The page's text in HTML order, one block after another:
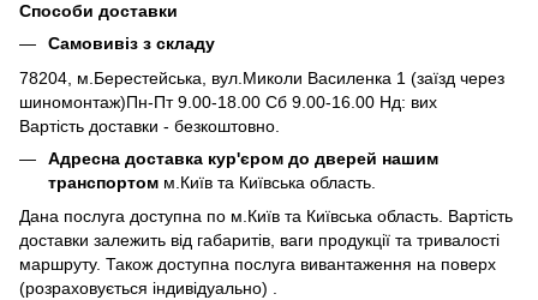
Способи доставки
Самовивіз з складу
78204, м.Берестейська, вул.Миколи Василенка 1 (заїзд через
шиномонтаж)Пн-Пт 9.00-18.00 Сб 9.00-16.00 Нд: вих
Вартість доставки - безкоштовно.
Адресна доставка кур'єром до дверей нашим
транспортом м.Київ та Київська область.
Дана послуга доступна по м.Київ та Київська область. Вартість
доставки залежить від габаритів, ваги продукції та тривалості
маршруту. Також доступна послуга вивантаження на поверх
(розраховується індивідуально) .